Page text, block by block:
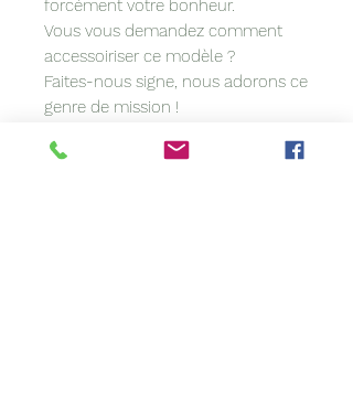
forcément votre bonheur.
Vous vous demandez comment
accessoiriser ce modèle ?
Faites-nous signe, nous adorons ce
genre de mission !
L’article que vous souhaitez est en